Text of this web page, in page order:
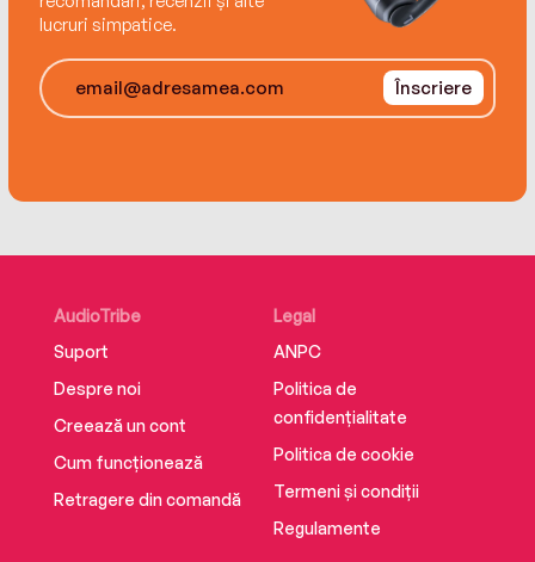
It was supposed to be you . . .
Every family has secrets. Some more deadly
than others.
lucruri simpatice.
Înscriere
AudioTribe
Suport
Despre noi
Creează un cont
Cum funcționează
Retragere din comandă
Legal
ANPC
Politica de
confidențialitate
Politica de cookie
Termeni și condiții
Regulamente